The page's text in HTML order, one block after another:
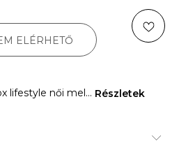
ELÉRHETŐ
lifestyle női mel... Részletek